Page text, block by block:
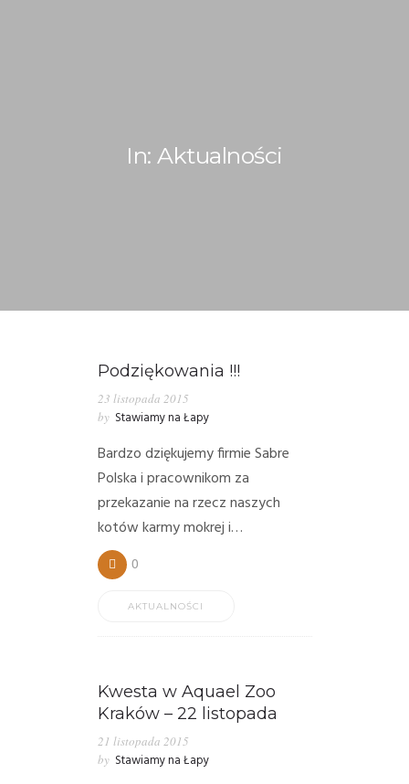
PORADY/PRAWO
In: Aktualności
Podziękowania !!!
23 listopada 2015
by Stawiamy na Łapy
Bardzo dziękujemy firmie Sabre
Polska i pracownikom za
przekazanie na rzecz naszych
kotów karmy mokrej i…
0
AKTUALNOŚCI
Kwesta w Aquael Zoo
Kraków – 22 listopada
21 listopada 2015
by Stawiamy na Łapy